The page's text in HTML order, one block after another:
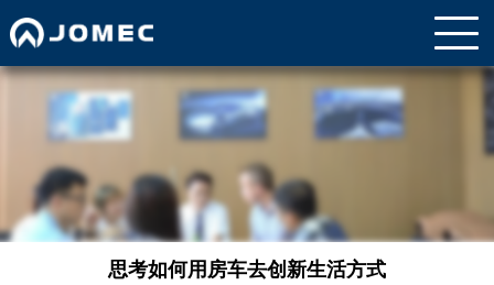
思考如何用房车去创新生活方式